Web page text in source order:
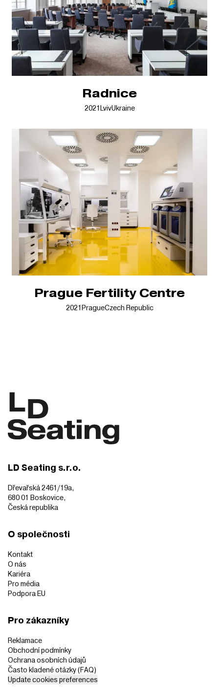
Radnice
2021LvivUkraine
Prague Fertility Centre
2021PragueCzech Republic
LD Seating s.r.o.
Dřevařská 2461/19a,
680 01 Boskovice,
Česká republika
O společnosti
Kontakt
O nás
Kariéra
Pro média
Podpora EU
Pro zákazníky
Reklamace
Obchodní podmínky
Ochrana osobních údajů
Často kladené otázky (FAQ)
Update cookies preferences